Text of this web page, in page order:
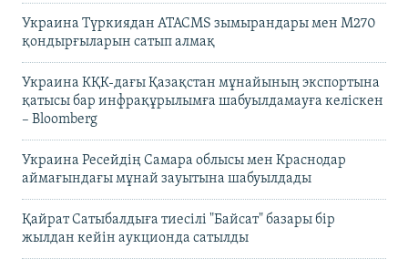
Украина Түркиядан ATACMS зымырандары мен M270
қондырғыларын сатып алмақ
Украина КҚК-дағы Қазақстан мұнайының экспортына
қатысы бар инфрақұрылымға шабуылдамауға келіскен
– Bloomberg
Украина Ресейдің Самара облысы мен Краснодар
аймағындағы мұнай зауытына шабуылдады
Қайрат Сатыбалдыға тиесілі "Байсат" базары бір
жылдан кейін аукционда сатылды